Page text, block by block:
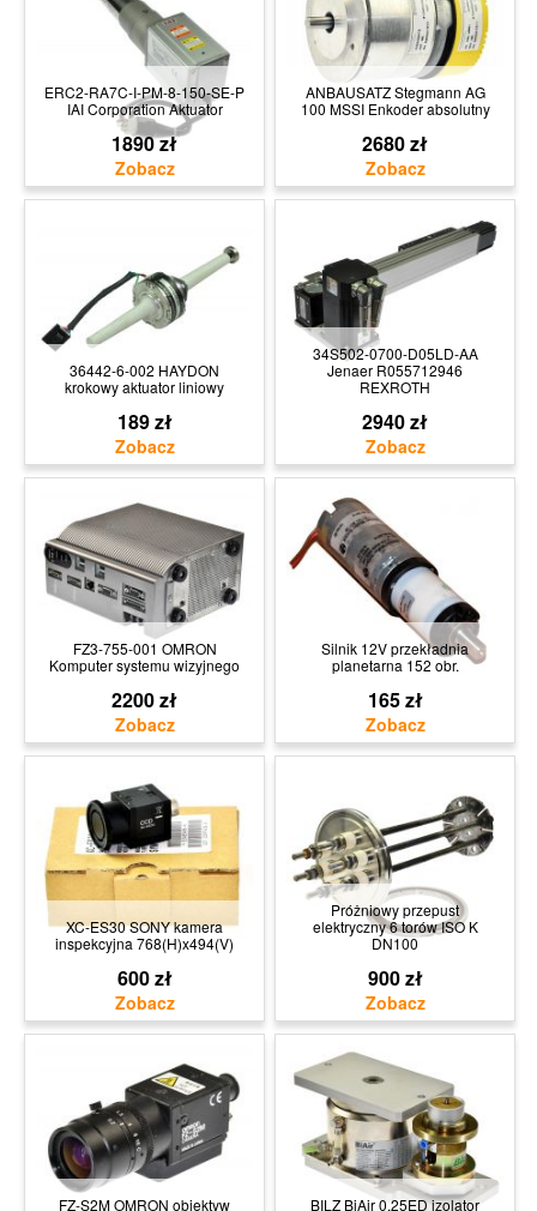
ERC2-RA7C-I-PM-8-150-SE-P
IAI Corporation Aktuator
1890 zł
ANBAUSATZ Stegmann AG
100 MSSI Enkoder absolutny
2680 zł
36442-6-002 HAYDON
krokowy aktuator liniowy
189 zł
34S502-0700-D05LD-AA
Jenaer R055712946
REXROTH
2940 zł
FZ3-755-001 OMRON
Komputer systemu wizyjnego
2200 zł
Silnik 12V przekładnia
planetarna 152 obr.
165 zł
XC-ES30 SONY kamera
inspekcyjna 768(H)x494(V)
600 zł
Próżniowy przepust
elektryczny 6 torów ISO K
DN100
900 zł
FZ-S2M OMRON obiektyw BILZ BiAir 0,25ED izolator